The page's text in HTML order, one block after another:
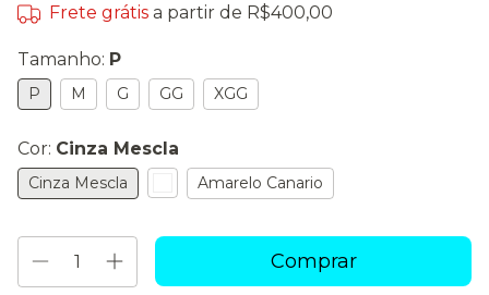
Frete grátis a partir de R$400,00
Tamanho: P
P M G GG XGG
Cor: Cinza Mescla
Cinza Mescla Amarelo Canario